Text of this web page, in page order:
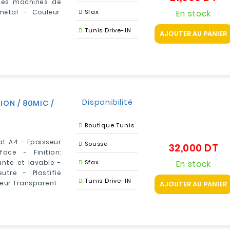
machines de
- Couleur:
Sfax
Tunis Drive-IN
En stock
AJOUTER AU PANIER
/ 80MIC /
A4 - Epaisseur
- Finition:
et lavable -
- Plastifie
Transparent
Disponibilité
Boutique Tunis
Sousse
Sfax
Tunis Drive-IN
32,000 DT
En stock
AJOUTER AU PANIER